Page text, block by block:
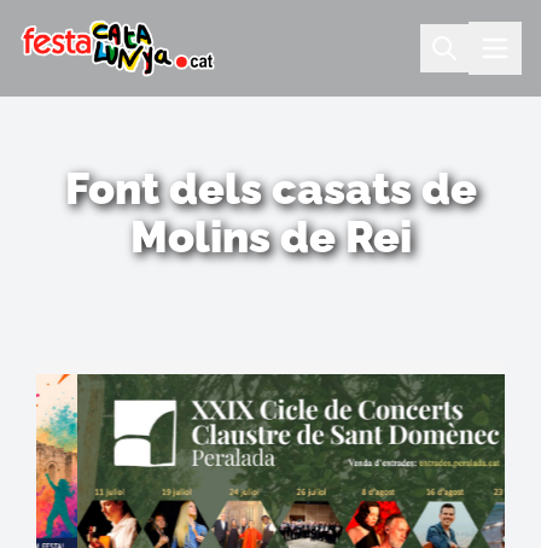
Font dels casats de
Molins de Rei